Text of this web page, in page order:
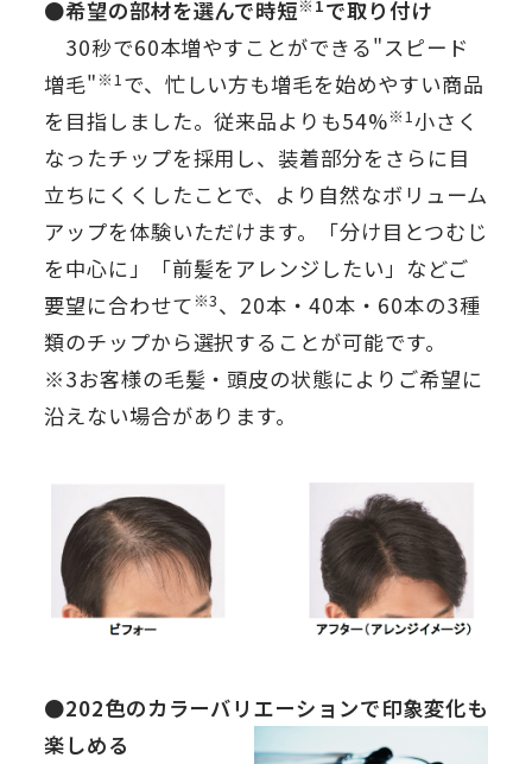
●希望の部材を選んで時短※1で取り付け
30秒で60本増やすことができる"スピード
増毛" ※1 で、忙しい方も増毛を始めやすい商品
を目指しました。従来品よりも54%※1 小さく
なったチップを採用し、装着部分をさらに目
立ちにくくしたことで、より自然なボリューム
アップを体験いただけます。「分け目とつむじ
を中心に」「前髪をアレンジしたい」などご
要望に合わせて ※3、20本・40本・60本の3種
類のチップから選択することが可能です。
※3お客様の毛髪・頭皮の状態によりご希望に
沿えない場合があります。
●202色のカラーバリエーションで印象変化も
楽しめる